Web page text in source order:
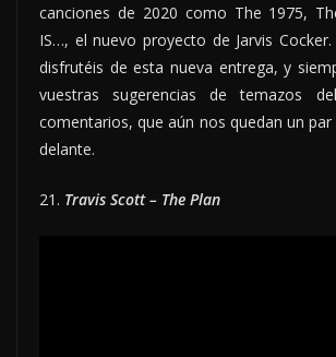
canciones de 2020 como The 1975,
IS…, el nuevo proyecto de Jarvis
disfrutéis de esta nueva entrega, y
vuestras sugerencias de temazos
comentarios, que aún nos quedan un
delante.
21. Travis Scott – The Plan